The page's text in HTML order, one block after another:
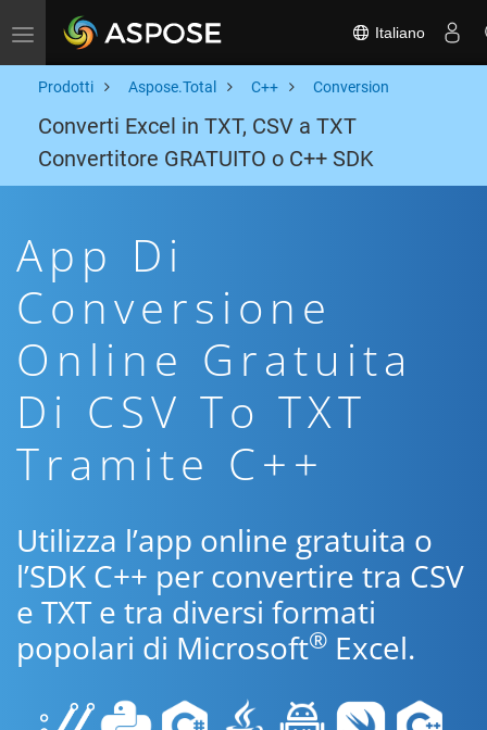
Toggle navigation Italiano
Prodotti Aspose.Total C++ Conversion
Converti Excel in TXT, CSV a TXT
Convertitore GRATUITO o C++ SDK
App Di
Conversione
Online Gratuita
Di CSV To TXT
Tramite C++
Utilizza l’app online gratuita o
l’SDK C++ per convertire tra CSV
e TXT e tra diversi formati
popolari di Microsoft® Excel.